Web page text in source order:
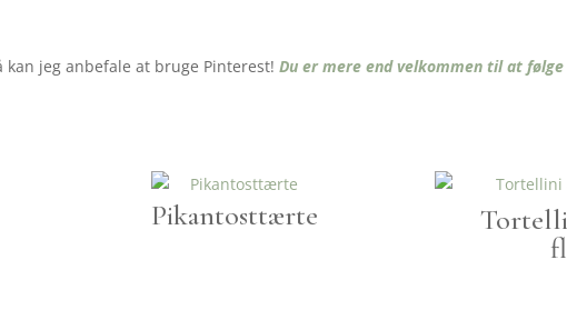
jeg anbefale at bruge Pinterest! Du er mere end velkommen til at følge
Pikantosttærte